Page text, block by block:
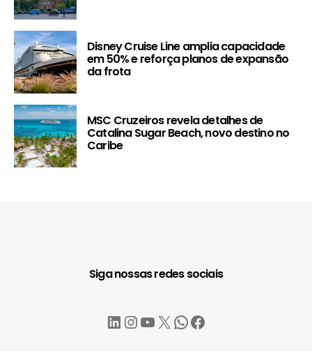
Disney Cruise Line amplia capacidade
em 50% e reforça planos de expansão
da frota
MSC Cruzeiros revela detalhes de
Catalina Sugar Beach, novo destino no
Caribe
Siga nossas redes sociais
LinkedIn
Instagram
YouTube
X WhatsApp
Facebook